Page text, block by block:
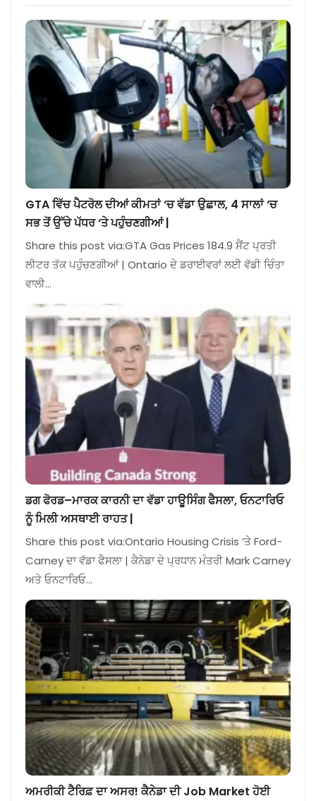
GTA ਵਿੱਚ ਪੈਟਰੋਲ ਦੀਆਂ ਕੀਮਤਾਂ ‘ਚ ਵੱਡਾ ਉਛਾਲ, 4 ਸਾਲਾਂ ‘ਚ
ਸਭ ਤੋਂ ਉੱਚੇ ਪੱਧਰ ‘ਤੇ ਪਹੁੰਚਣਗੀਆਂ |
Share this post via:GTA Gas Prices 184.9 ਸੈਂਟ ਪ੍ਰਤੀ
ਲੀਟਰ ਤੱਕ ਪਹੁੰਚਣਗੀਆਂ | Ontario ਦੇ ਡਰਾਈਵਰਾਂ ਲਈ ਵੱਡੀ ਚਿੰਤਾ
ਵਾਲੀ…
ਡਗ ਫੋਰਡ–ਮਾਰਕ ਕਾਰਨੀ ਦਾ ਵੱਡਾ ਹਾਊਸਿੰਗ ਫੈਸਲਾ, ਓਨਟਾਰਿਓ
ਨੂੰ ਮਿਲੀ ਅਸਥਾਈ ਰਾਹਤ |
Share this post via:Ontario Housing Crisis ‘ਤੇ Ford-
Carney ਦਾ ਵੱਡਾ ਫੈਸਲਾ | ਕੈਨੇਡਾ ਦੇ ਪ੍ਰਧਾਨ ਮੰਤਰੀ Mark Carney
ਅਤੇ ਓਨਟਾਰਿਓ…
ਅਮਰੀਕੀ ਟੈਰਿਫ਼ ਦਾ ਅਸਰ! ਕੈਨੇਡਾ ਦੀ Job Market ਹੋਈ